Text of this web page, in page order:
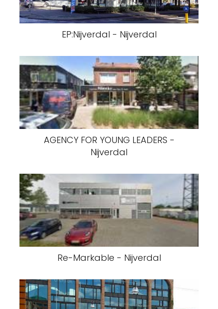
EP:Nijverdal - Nijverdal
AGENCY FOR YOUNG LEADERS -
Nijverdal
Re-Markable - Nijverdal